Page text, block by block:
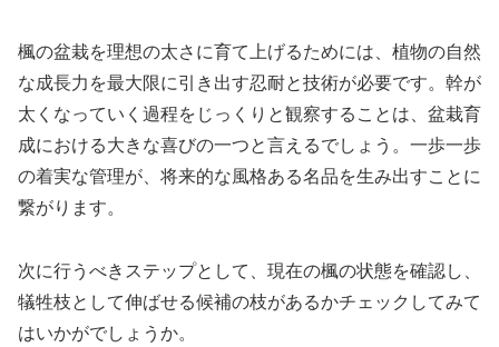
楓の盆栽を理想の太さに育て上げるためには、植物の自然
な成長力を最大限に引き出す忍耐と技術が必要です。幹が
太くなっていく過程をじっくりと観察することは、盆栽育
成における大きな喜びの一つと言えるでしょう。一歩一歩
の着実な管理が、将来的な風格ある名品を生み出すことに
繋がります。
次に行うべきステップとして、現在の楓の状態を確認し、
犠牲枝として伸ばせる候補の枝があるかチェックしてみて
はいかがでしょうか。